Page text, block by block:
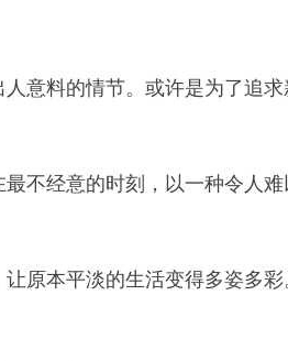
意料的情节。或许是为了追
不经意的时刻，以一种令人
原本平淡的生活变得多姿多